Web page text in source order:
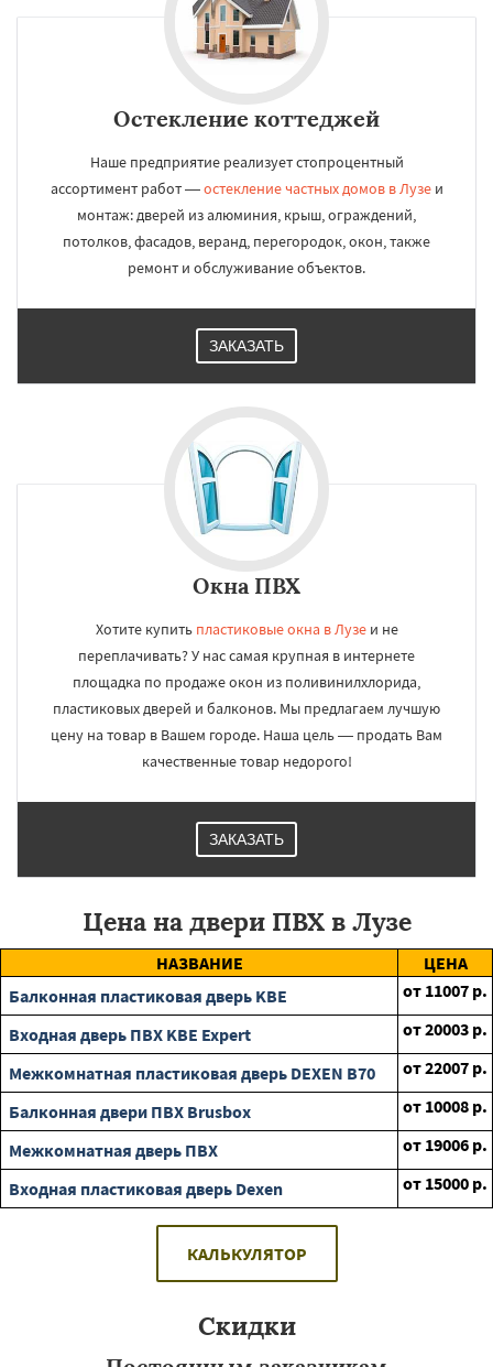
Остекление коттеджей
Наше предприятие реализует стопроцентный
ассортимент работ —остекление частных домов в Лузеи
монтаж: дверей из алюминия, крыш, ограждений,
потолков, фасадов, веранд, перегородок, окон, также
ремонт и обслуживание объектов.
ЗАКАЗАТЬ
Окна ПВХ
Хотите купить пластиковые окна в Лузеи не
переплачивать? У нас самая крупная в интернете
площадка по продаже окон из поливинилхлорида,
пластиковых дверей и балконов. Мы предлагаем лучшую
цену на товар в Вашем городе. Наша цель — продать Вам
качественные товар недорого!
ЗАКАЗАТЬ
Цена на двери ПВХ в Лузе
НАЗВАНИЕ
ЦЕНА
Балконная пластиковая дверь KBE
от 11007 р.
Входная дверь ПВХ KBE Expert
от20003 р.
Межкомнатная пластиковая дверь DEXEN B70
от22007 р.
Балконная двери ПВХ Brusbox
от 10008 р.
Межкомнатная дверь ПВХ
от 19006 р.
Входная пластиковая дверь Dexen
от 15000 р.
КАЛЬКУЛЯТОР
Скидки